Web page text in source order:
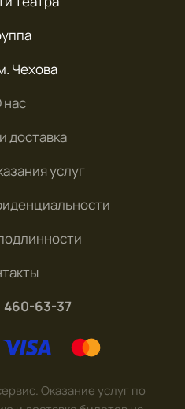
Чехова
нас
доставка
услуг
460-63-37
Оказание услуг по